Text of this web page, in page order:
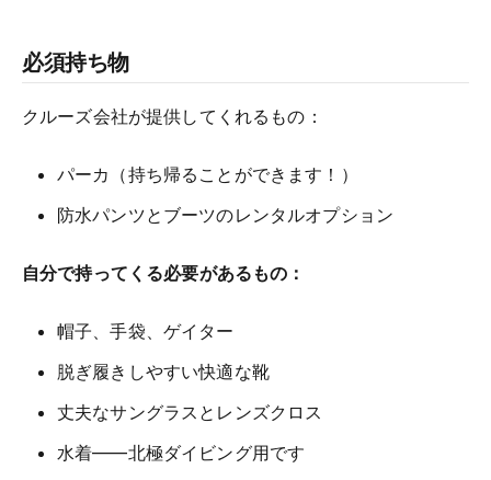
必須持ち物
クルーズ会社が提供してくれるもの：
パーカ（持ち帰ることができます！）
防水パンツとブーツのレンタルオプション
自分で持ってくる必要があるもの：
帽子、手袋、ゲイター
脱ぎ履きしやすい快適な靴
丈夫なサングラスとレンズクロス
水着——北極ダイビング用です